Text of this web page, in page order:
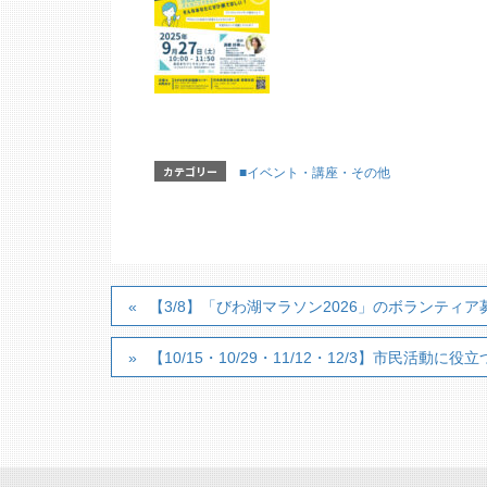
カテゴリー ■イベント・講座・その他
【3/8】「びわ湖マラソン2026」のボランティア
【10/15・10/29・11/12・12/3】市民活動に役立